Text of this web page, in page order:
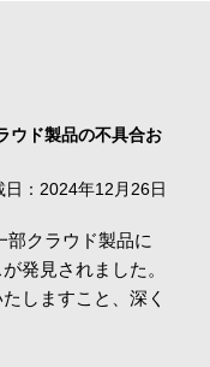
ウド製品の不具合お
：2024年12月26日
部クラウド製品に
発見されました。
しますこと、深く